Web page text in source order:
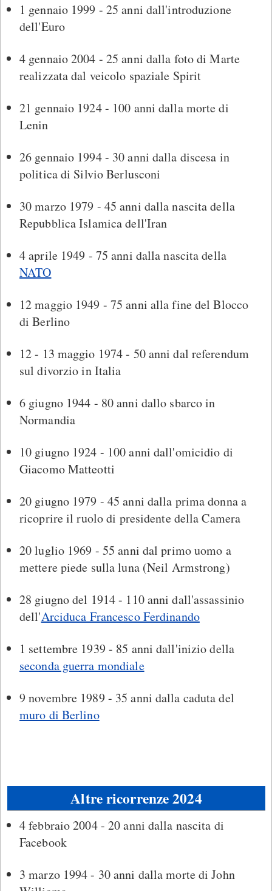
1 gennaio 1999 - 25 anni dall'introduzione
dell'Euro
4 gennaio 2004 - 25 anni dalla foto di Marte
realizzata dal veicolo spaziale Spirit
21 gennaio 1924 - 100 anni dalla morte di
Lenin
26 gennaio 1994 - 30 anni dalla discesa in
politica di Silvio Berlusconi
30 marzo 1979 - 45 anni dalla nascita della
Repubblica Islamica dell'Iran
4 aprile 1949 - 75 anni dalla nascita della
NATO
12 maggio 1949 - 75 anni alla fine del Blocco
di Berlino
12 - 13 maggio 1974 - 50 anni dal referendum
sul divorzio in Italia
6 giugno 1944 - 80 anni dallo sbarco in
Normandia
10 giugno 1924 - 100 anni dall'omicidio di
Giacomo Matteotti
20 giugno 1979 - 45 anni dalla prima donna a
ricoprire il ruolo di presidente della Camera
20 luglio 1969 - 55 anni dal primo uomo a
mettere piede sulla luna (Neil Armstrong)
28 giugno del 1914 - 110 anni dall'assassinio
dell'Arciduca Francesco Ferdinando
1 settembre 1939 - 85 anni dall'inizio della
seconda guerra mondiale
9 novembre 1989 - 35 anni dalla caduta del
muro di Berlino
Altre ricorrenze 2024
4 febbraio 2004 - 20 anni dalla nascita di
Facebook
3 marzo 1994 - 30 anni dalla morte di John